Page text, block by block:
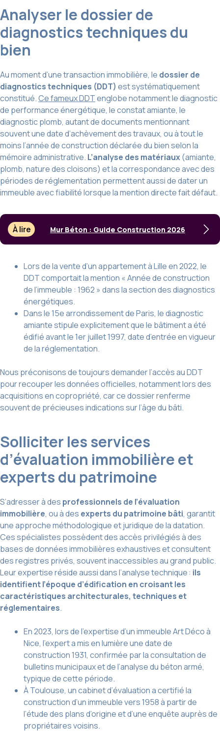
Analyser le dossier de
diagnostics techniques du
bien
Au moment d’une transaction immobilière, le dossier de
diagnostics techniques (DDT) est systématiquement
constitué.Ce fameux DDTenglobe notamment le diagnostic
de performance énergétique, le constat amiante, le
diagnostic plomb, autant de documents mentionnant
souvent une date d’achèvement des travaux, ou à tout le
moins l’année de construction déclarée du bien selon la
mémoire administrative. L’analyse des matériaux(amiante,
plomb, nature des cloisons) et la correspondance avec des
périodes de réglementation permettent aussi de dater un
immeuble avec fiabilité lorsque la mention directe fait défaut.
À lire Mur Béton : Guide Construction 2026
Lors de la vente d’un appartement à Lille en 2022, le
DDT comportait la mention « Année de construction
de l’immeuble : 1962 » dans la section des diagnostics
énergétiques.
Dans le 15e arrondissement de Paris, le diagnostic
amiante stipule explicitement que le bâtiment a été
édifié avant le 1er juillet 1997, date d’entrée en vigueur
de la réglementation.
Nous préconisons de toujours demander l’accès au DDT
pour recouper les données officielles, notamment lors des
acquisitions en copropriété, car ce dossier renferme
souvent de précieuses indications sur l’âge du bâti.
Solliciter les services
d’évaluation immobilière et
experts du patrimoine
S’adresser à des professionnels de l’évaluation
immobilière, ou à des experts du patrimoine bâti, garantit
une approche méthodologique et juridique de la datation.
Ces spécialistes possèdent des accès privilégiés à des
bases de données immobilières exhaustives et consultent
des registres privés, souvent inaccessibles au grand public.
Leur expertise réside aussi dans l’analyse technique : ils
identifient l’époque d’édification en croisant les
caractéristiques architecturales, techniques et
réglementaires.
En 2023, lors de l’expertise d’un immeuble Art Déco à
Nice, l’expert a mis en lumière une date de
construction 1931, confirmée par la consultation de
bulletins municipaux et de l’analyse du béton armé,
typique de cette période.
À Toulouse, un cabinet d’évaluation a certifié la
construction d’un immeuble vers 1958 à partir de
l’étude des plans d’origine et d’une enquête auprès de
propriétaires voisins.